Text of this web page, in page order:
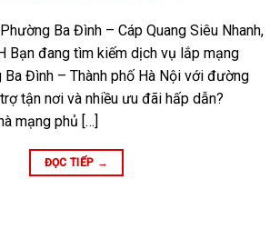
Ba Đình – Cáp Quang Siêu Nhanh,
Bạn đang tìm kiếm dịch vụ lắp mạng
Đình – Thành phố Hà Nội với đường
tận nơi và nhiều ưu đãi hấp dẫn?
mạng phủ […]
ĐỌC TIẾP →